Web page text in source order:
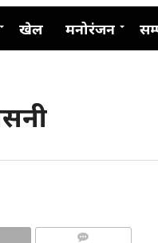
खेल मनोरंजन